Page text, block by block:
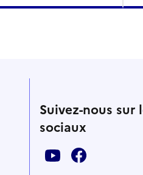
Suivez-nous sur
sociaux